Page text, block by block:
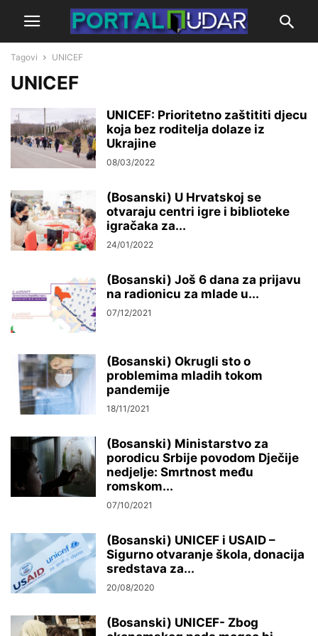
Tagovi UNICEF
UNICEF
UNICEF: Prioritetno zaštititi djecu
koja bez roditelja dolaze iz
Ukrajine
08/03/2022
(Bosanski) U Hrvatskoj se
otvaraju centri igre i biblioteke
igračaka za...
24/01/2022
(Bosanski) Još 6 dana za prijavu
na radionicu za mlade u...
07/12/2021
(Bosanski) Okrugli sto o
problemima mladih tokom
pandemije
18/11/2021
(Bosanski) Ministarstvo za
porodicu Srbije povodom Dječije
nedjelje: Smrtnost među
romskom...
07/10/2021
(Bosanski) UNICEF i USAID –
Sigurno otvaranje škola, donacija
sredstava za...
20/08/2020
(Bosanski) UNICEF- Zbog